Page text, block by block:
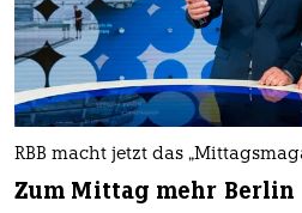
RBB macht jetzt das
Zum Mittag mehr Berlin